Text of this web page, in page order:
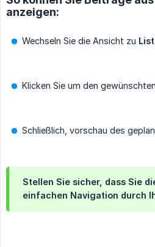
anzeigen:
Wechseln Sie die Ansicht zu
Klicken Sie um den
Schließlich, vorschau des
Stellen Sie sicher, dass Sie
einfachen Navigation durch